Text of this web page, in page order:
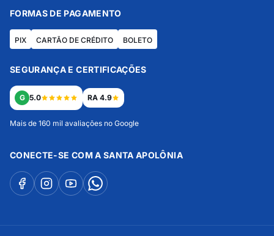
FORMAS DE PAGAMENTO
PIX CARTÃO DE CRÉDITO BOLETO
SEGURANÇA E CERTIFICAÇÕES
G 5.0 RA 4.9
Mais de 160 mil avaliações no Google
CONECTE-SE COM A SANTA APOLÔNIA